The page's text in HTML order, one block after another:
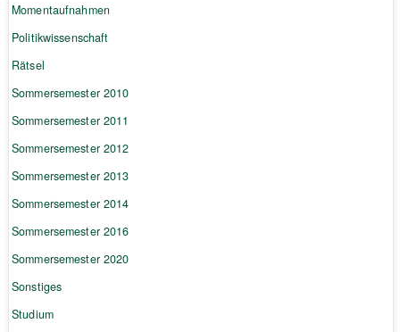
Momentaufnahmen
Politikwissenschaft
Rätsel
Sommersemester 2010
Sommersemester 2011
Sommersemester 2012
Sommersemester 2013
Sommersemester 2014
Sommersemester 2016
Sommersemester 2020
Sonstiges
Studium